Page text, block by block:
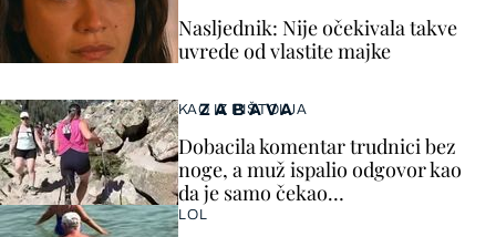
ZABAVA
KAO IZ PIŠTOLJA
Dobacila komentar trudnici bez
noge, a muž ispalio odgovor kao
da je samo čekao…
LOL
Nasljednik: Nije očekivala takve
uvrede od vlastite majke